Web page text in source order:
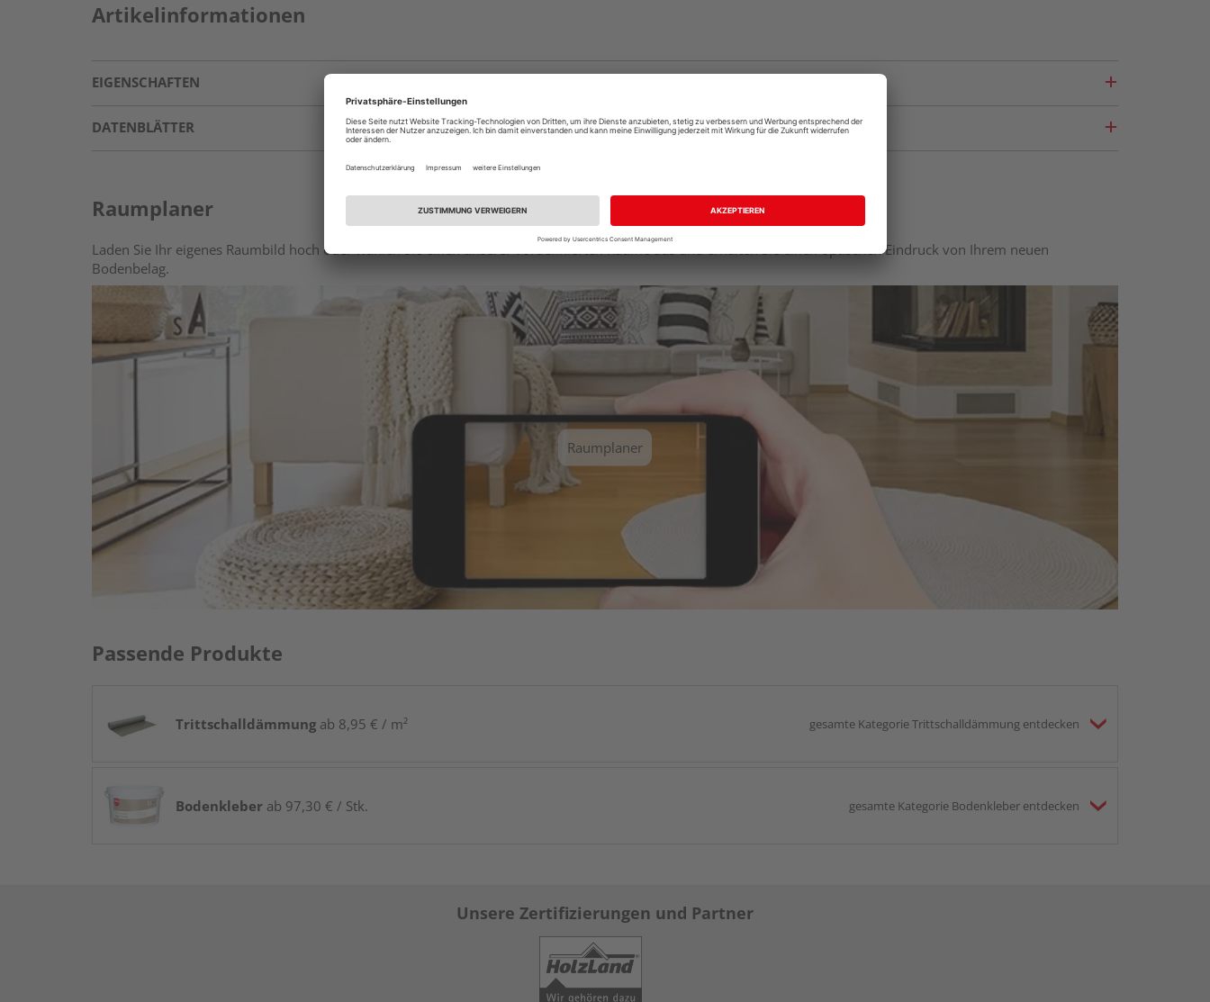
Artikelinformationen
EIGENSCHAFTEN
DATENBLÄTTER
Raumplaner
Laden Sie Ihr eigenes Raumbild hoch oder wählen Sie einen unserer vordefinierten Räume aus und erhalten Sie einen optischen Eindruck von Ihrem neuen
Bodenbelag.
Raumplaner
Passende Produkte
Trittschalldämmung ab 8,95 € / m² gesamte Kategorie Trittschalldämmung entdecken
Bodenkleber ab 97,30 € / Stk. gesamte Kategorie Bodenkleber entdecken
Unsere Zertifizierungen und Partner